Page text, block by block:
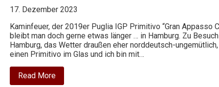
Ermelinda
Freitas
17. Dezember 2023
Kaminfeuer, der 2019er Puglia IGP Primitivo “Gran Appasso
bleibt man doch gerne etwas länger … in Hamburg. Zu
Hamburg, das Wetter draußen eher norddeutsch-
einen Primitivo im Glas und ich bin mit…
Read Moreabout
2019